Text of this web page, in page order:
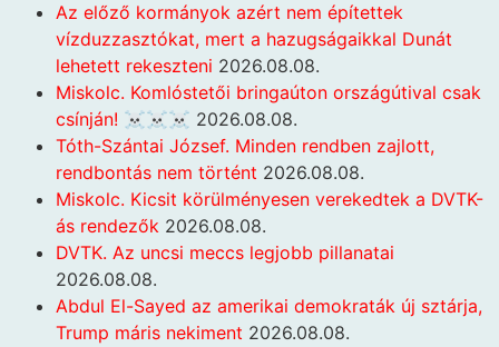
Az előző kormányok azért nem építettek
vízduzzasztókat, mert a hazugságaikkal Dunát
lehetett rekeszteni 2026.08.08.
Miskolc. Komlóstetői bringaúton országútival csak
csínján! ☠️☠️☠️ 2026.08.08.
Tóth-Szántai József. Minden rendben zajlott,
rendbontás nem történt 2026.08.08.
Miskolc. Kicsit körülményesen verekedtek a DVTK-
ás rendezők 2026.08.08.
DVTK. Az uncsi meccs legjobb pillanatai
2026.08.08.
Abdul El-Sayed az amerikai demokraták új sztárja,
Trump máris nekiment 2026.08.08.